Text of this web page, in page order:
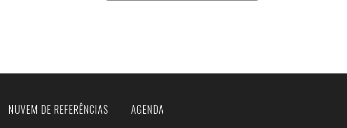
NUVEM DE REFERÊNCIAS AGENDA